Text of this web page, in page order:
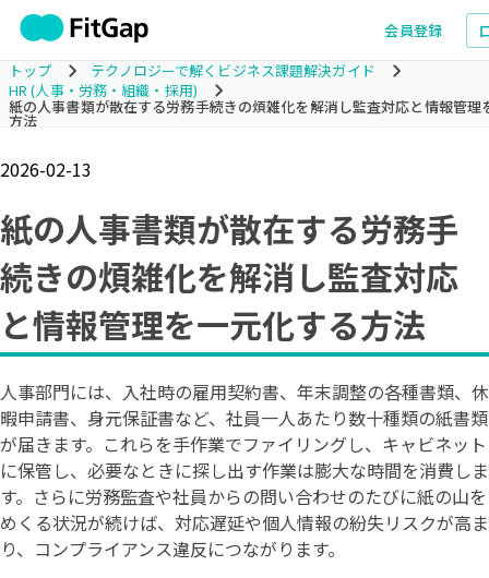
会員登録
トップ
テクノロジーで解くビジネス課題解決ガイド
HR (人事・労務・組織・採用)
紙の人事書類が散在する労務手続きの煩雑化を解消し監査対応と情報管理
方法
2026-02-13
紙の人事書類が散在する労務手
続きの煩雑化を解消し監査対応
と情報管理を一元化する方法
人事部門には、入社時の雇用契約書、年末調整の各種書類、休
暇申請書、身元保証書など、社員一人あたり数十種類の紙書類
が届きます。これらを手作業でファイリングし、キャビネット
に保管し、必要なときに探し出す作業は膨大な時間を消費しま
す。さらに労務監査や社員からの問い合わせのたびに紙の山を
めくる状況が続けば、対応遅延や個人情報の紛失リスクが高ま
り、コンプライアンス違反につながります。